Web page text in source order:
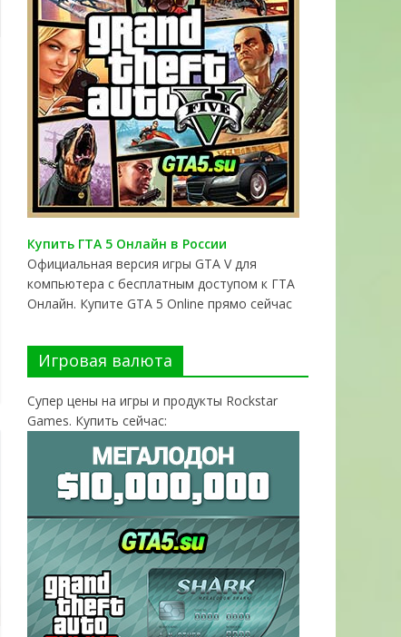
Купить ГТА 5 Онлайн в России
Официальная версия игры GTA V для
компьютера с бесплатным доступом к ГТА
Онлайн. Купите GTA 5 Online прямо сейчас
Игровая валюта
Супер цены на игры и продукты Rockstar
Games. Купить сейчас: